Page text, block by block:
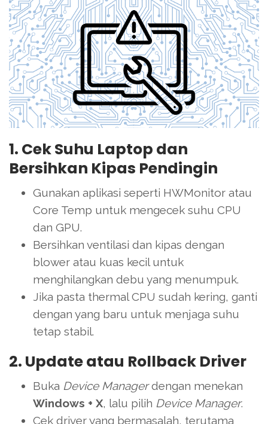
1. Cek Suhu Laptop dan
Bersihkan Kipas Pendingin
Gunakan aplikasi seperti HWMonitor atau
Core Temp untuk mengecek suhu CPU
dan GPU.
Bersihkan ventilasi dan kipas dengan
blower atau kuas kecil untuk
menghilangkan debu yang menumpuk.
Jika pasta thermal CPU sudah kering, ganti
dengan yang baru untuk menjaga suhu
tetap stabil.
2. Update atau Rollback Driver
Buka Device Managerdengan menekan
Windows + X, lalu pilih Device Manager.
Cek driver yang bermasalah, terutama